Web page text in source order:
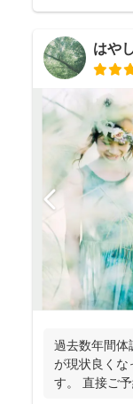
はやし
過去数年間体
が現状良くな
す。 直接ご